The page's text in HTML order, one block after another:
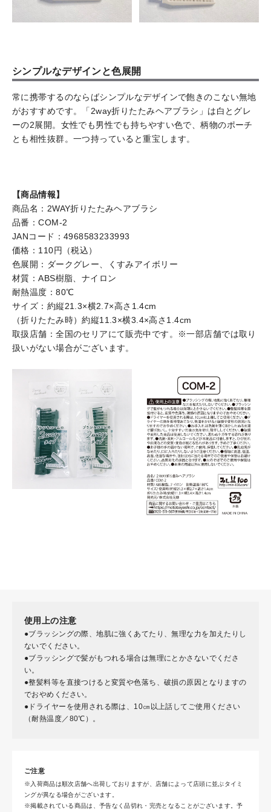
シンプルなデザインと色展開
常に携帯するのならばシンプルなデザインで飽きのこない無地
がおすすめです。「2way折りたたみヘアブラシ」は白とグレ
ーの2展開。女性でも男性でも持ちやすい色で、柄物のポーチ
とも相性抜群。一つ持っていると重宝します。
【商品情報】
商品名：2WAY折りたたみヘアブラシ
品番：COM-2
JANコード：4968583233993
価格：110円（税込）
色展開：ダークグレー、くすみアイボリー
材質：ABS樹脂、ナイロン
耐熱温度：80℃
サイズ：約縦21.3×横2.7×高さ1.4cm
（折りたたみ時）約縦11.3×横3.4×高さ1.4cm
取扱店舗：全国のセリアにて販売中です。※一部店舗では取り
扱いがない場合がございます。
使用上の注意
●ブラッシングの際、地肌に強くあてたり、無理な力を加えたりし
ないでください。
●ブラッシングで髪がもつれる場合は無理にとかさないでくださ
い。
●整髪料等を直接つけると変質や色落ち、破損の原因となりますの
でおやめください。
●ドライヤーを使用される際は、10㎝以上話してご使用ください
（耐熱温度／80℃）。
ご注意
※入荷商品は順次店舗へ出荷しておりますが、店舗によって店頭に並ぶタイミ
ングが異なる場合がございます。
※掲載されている商品は、予告なく品切れ・完売となることがございます。予